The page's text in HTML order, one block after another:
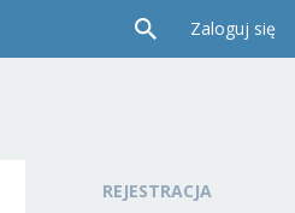
Zaloguj się
REJESTRACJA